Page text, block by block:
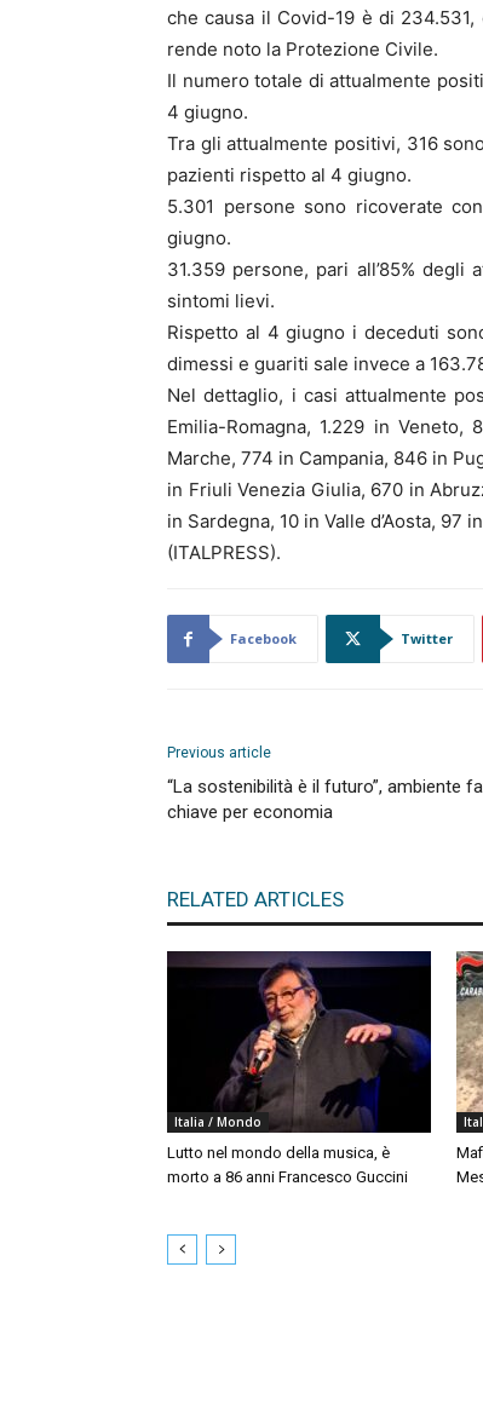
che causa il Covid-19 è di
rende noto la Protezione Civile.
Il numero totale di attualmente
4 giugno.
Tra gli attualmente positivi, 316
pazienti rispetto al 4 giugno.
5.301 persone sono ricoverate
giugno.
31.359 persone, pari all’85%
sintomi lievi.
Rispetto al 4 giugno i deceduti
dimessi e guariti sale invece a
Nel dettaglio, i casi attualmente
Emilia-Romagna, 1.229 in
Marche, 774 in Campania, 846 in
in Friuli Venezia Giulia, 670 in
in Sardegna, 10 in Valle d’Aosta, 97
(ITALPRESS).
Facebook Twitter
Previous article
“La sostenibilità è il futuro”, ambiente
chiave per economia
RELATED ARTICLES
Italia / Mondo
Lutto nel mondo della musica, è
morto a 86 anni Francesco Guccini